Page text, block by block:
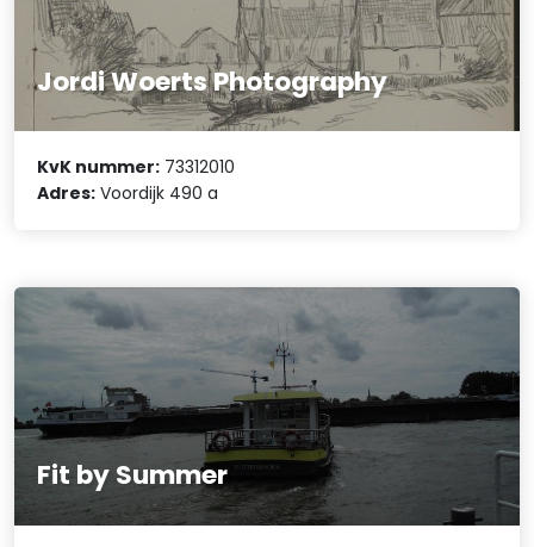
Jordi Woerts Photography
KvK nummer: 73312010
Adres: Voordijk 490 a
Fit by Summer